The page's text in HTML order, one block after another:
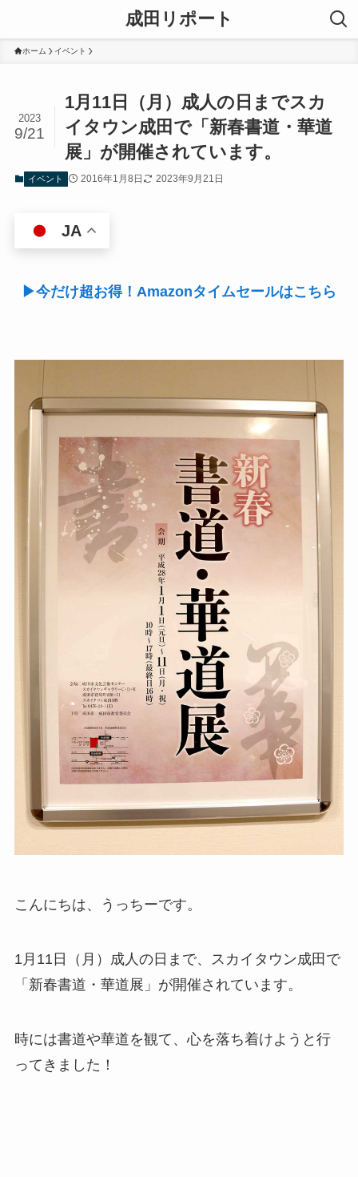
成田リポート
ホーム イベント
1月11日（月）成人の日までスカ
イタウン成田で「新春書道・華道
展」が開催されています。
2023
9/21
イベント 2016年1月8日 2023年9月21日
JA
▶今だけ超お得！Amazonタイムセールはこちら
こんにちは、うっちーです。
1月11日（月）成人の日まで、スカイタウン成田で
「新春書道・華道展」が開催されています。
時には書道や華道を観て、心を落ち着けようと行
ってきました！